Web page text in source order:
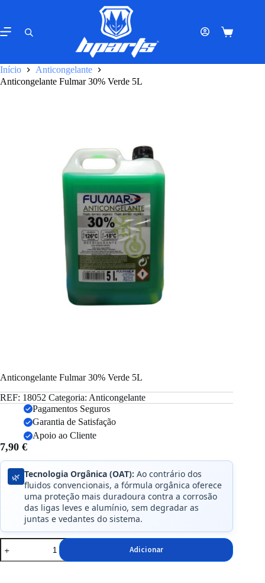
o
conteúdo
Carrinho
Início
Anticongelante
Anticongelante Fulmar 30% Verde 5L
Anticongelante Fulmar 30% Verde 5L
REF: 18052 Categoria: Anticongelante
Pagamentos Seguros
Garantia de Satisfação
Apoio ao Cliente
7,90 €
🌿 Tecnologia Orgânica (OAT): Ao contrário dos
fluidos convencionais, a fórmula orgânica oferece
uma proteção mais duradoura contra a corrosão
das ligas leves e alumínio, sem degradar as
juntas e vedantes do sistema.
Quantidade
de
Anticongelante
Adicionar